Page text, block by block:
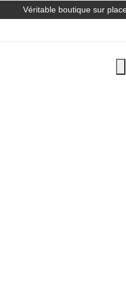
Véritable boutique sur